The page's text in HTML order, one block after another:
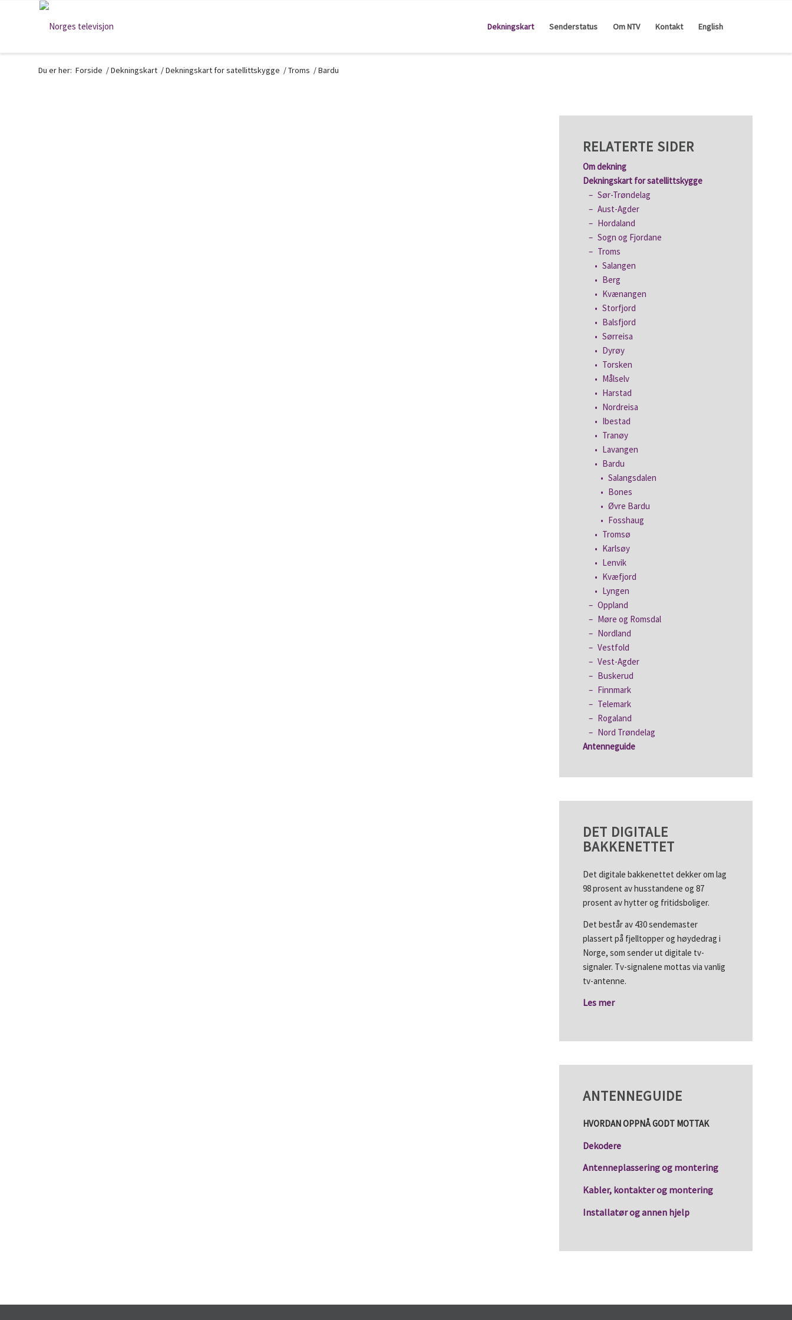
Dekningskart Senderstatus Om NTV Kontakt English
Du er her: Forside /Dekningskart /Dekningskart for satellittskygge /Troms /Bardu
RELATERTE SIDER
Om dekning
Dekningskart for satellittskygge
Sør-Trøndelag
Aust-Agder
Hordaland
Sogn og Fjordane
Troms
Salangen
Berg
Kvænangen
Storfjord
Balsfjord
Sørreisa
Dyrøy
Torsken
Målselv
Harstad
Nordreisa
Ibestad
Tranøy
Lavangen
Bardu
Salangsdalen
Bones
Øvre Bardu
Fosshaug
Tromsø
Karlsøy
Lenvik
Kvæfjord
Lyngen
Oppland
Møre og Romsdal
Nordland
Vestfold
Vest-Agder
Buskerud
Finnmark
Telemark
Rogaland
Nord Trøndelag
Antenneguide
DET DIGITALE
BAKKENETTET
Det digitale bakkenettet dekker om lag
98 prosent av husstandene og 87
prosent av hytter og fritidsboliger.
Det består av 430 sendemaster
plassert på fjelltopper og høydedrag i
Norge, som sender ut digitale tv-
signaler. Tv-signalene mottas via vanlig
tv-antenne.
Les mer
ANTENNEGUIDE
HVORDAN OPPNÅ GODT MOTTAK
Dekodere
Antenneplassering og montering
Kabler, kontakter og montering
Installatør og annen hjelp